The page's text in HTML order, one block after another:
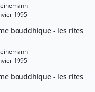
1995
bouddhique - les rites
1995
bouddhique - les rites